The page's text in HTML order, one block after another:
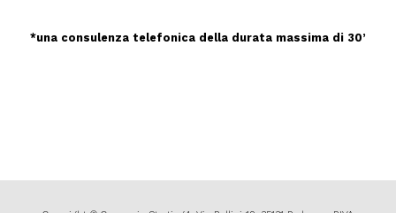
G
*una consulenza telefonica della durata massima di 30’